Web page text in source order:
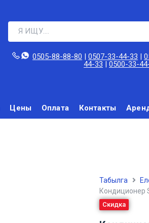
0505-88-88-80‬ |0507-33-44-33 |
44-33 |0500-33-
Цены Оплата Контакты
Табылга
Кондиционер
Скидка